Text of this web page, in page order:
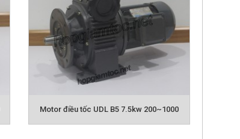
Motor điều tốc UDL B5 7.5kw 200~1000